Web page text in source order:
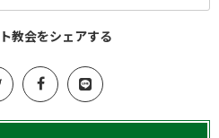
教会をシェアする